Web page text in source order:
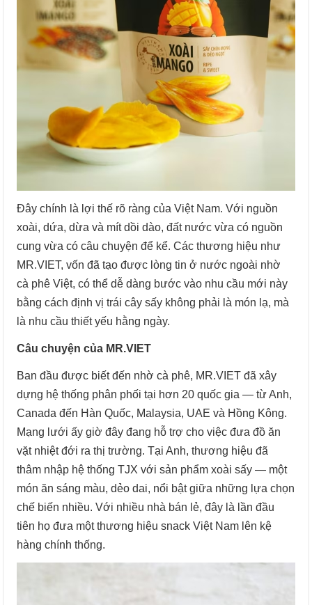
Đây chính là lợi thế rõ ràng của Việt Nam. Với nguồn
xoài, dứa, dừa và mít dồi dào, đất nước vừa có nguồn
cung vừa có câu chuyện để kể. Các thương hiệu như
MR.VIET, vốn đã tạo được lòng tin ở nước ngoài nhờ
cà phê Việt, có thể dễ dàng bước vào nhu cầu mới này
bằng cách định vị trái cây sấy không phải là món lạ, mà
là nhu cầu thiết yếu hằng ngày.
Câu chuyện của MR.VIET
Ban đầu được biết đến nhờ cà phê, MR.VIET đã xây
dựng hệ thống phân phối tại hơn 20 quốc gia — từ Anh,
Canada đến Hàn Quốc, Malaysia, UAE và Hồng Kông.
Mạng lưới ấy giờ đây đang hỗ trợ cho việc đưa đồ ăn
vặt nhiệt đới ra thị trường. Tại Anh, thương hiệu đã
thâm nhập hệ thống TJX với sản phẩm xoài sấy — một
món ăn sáng màu, dẻo dai, nổi bật giữa những lựa chọn
chế biến nhiều. Với nhiều nhà bán lẻ, đây là lần đầu
tiên họ đưa một thương hiệu snack Việt Nam lên kệ
hàng chính thống.